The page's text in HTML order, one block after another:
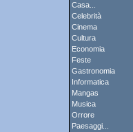
Casa...
Celebrità
Cinema
Cultura
Economia
Feste
Gastronomia
Informatica
Mangas
Musica
Orrore
Paesaggi...